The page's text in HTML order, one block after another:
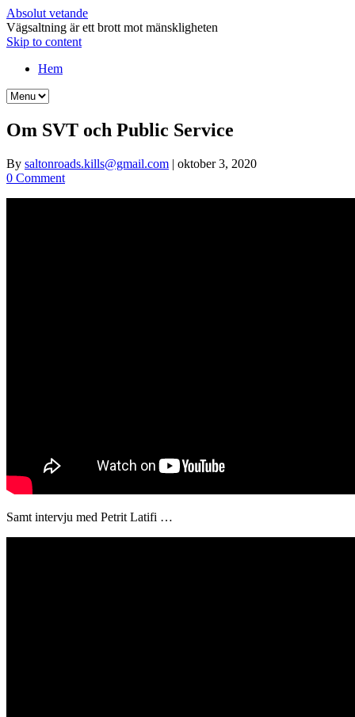
Absolut vetande
Vägsaltning är ett brott mot mänskligheten
Skip to content
Hem
Om SVT och Public Service
By saltonroads.kills@gmail.com | oktober 3, 2020
0 Comment
Samt intervju med Petrit Latifi …